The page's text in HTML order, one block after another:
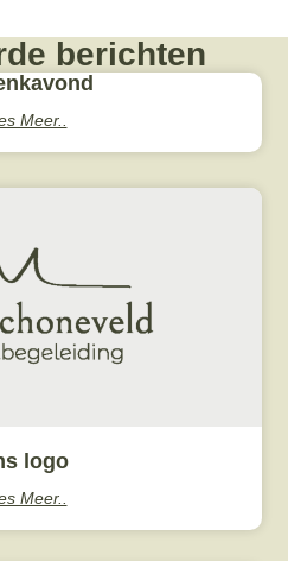
berichten
Meer..
logo
Meer..